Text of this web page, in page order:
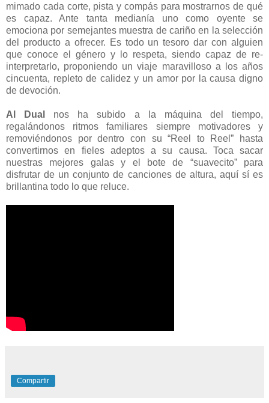
mimado cada corte, pista y compás para mostrarnos de qué
es capaz. Ante tanta medianía uno como oyente se
emociona por semejantes muestra de cariño en la selección
del producto a ofrecer. Es todo un tesoro dar con alguien
que conoce el género y lo respeta, siendo capaz de re-
interpretarlo, proponiendo un viaje maravilloso a los años
cincuenta, repleto de calidez y un amor por la causa digno
de devoción.
Al Dual
nos ha subido a la máquina del tiempo,
regalándonos ritmos familiares siempre motivadores y
removiéndonos por dentro con su “Reel to Reel” hasta
convertirnos en fieles adeptos a su causa. Toca sacar
nuestras mejores galas y el bote de “suavecito” para
disfrutar de un conjunto de canciones de altura, aquí sí es
brillantina todo lo que reluce.
Compartir